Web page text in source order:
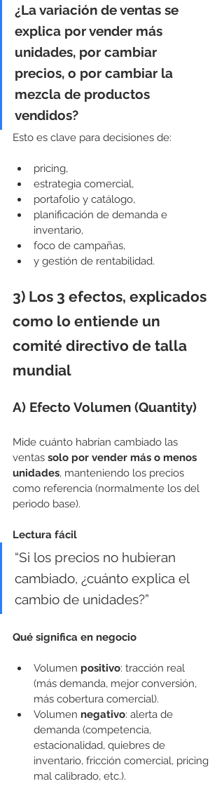
¿La variación de ventas se
explica por vender más
unidades, por cambiar
precios, o por cambiar la
mezcla de productos
vendidos?
Esto es clave para decisiones de:
pricing,
estrategia comercial,
portafolio y catálogo,
planificación de demanda e
inventario,
foco de campañas,
y gestión de rentabilidad.
3) Los 3 efectos, explicados
como lo entiende un
comité directivo de talla
mundial
A) Efecto Volumen (Quantity)
Mide cuánto habrían cambiado las
ventas solo por vender más o menos
unidades, manteniendo los precios
como referencia (normalmente los del
periodo base).
Lectura fácil
“Si los precios no hubieran
cambiado, ¿cuánto explica el
cambio de unidades?”
Qué significa en negocio
Volumen positivo: tracción real
(más demanda, mejor conversión,
más cobertura comercial).
Volumen negativo: alerta de
demanda (competencia,
estacionalidad, quiebres de
inventario, fricción comercial, pricing
mal calibrado, etc.).